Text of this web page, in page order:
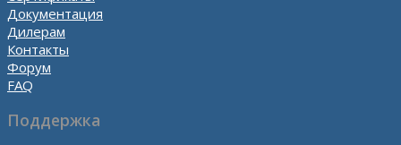
Документация
Дилерам
Контакты
Форум
FAQ
Поддержка